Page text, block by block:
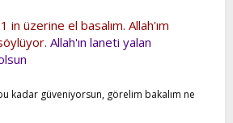
in üzerine el basalım. Allah'ım
Allah'ın laneti yalan
kadar güveniyorsun, görelim bakalım ne